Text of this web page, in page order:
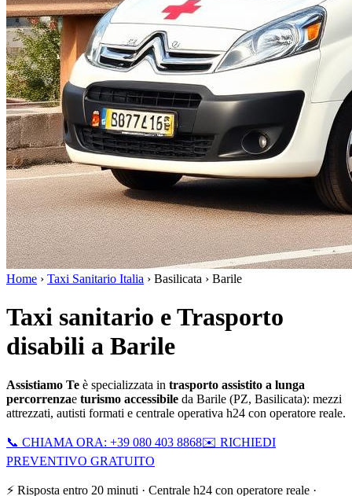
Home › Taxi Sanitario Italia › Basilicata › Barile
Taxi sanitario e Trasporto
disabili a Barile
Assistiamo Te è specializzata in trasporto assistito a lunga
percorrenzae turismo accessibile da Barile (PZ, Basilicata): mezzi
attrezzati, autisti formati e centrale operativa h24 con operatore reale.
📞 CHIAMA ORA: +39 080 403 8868✉️ RICHIEDI
PREVENTIVO GRATUITO
⚡ Risposta entro 20 minuti · Centrale h24 con operatore reale ·